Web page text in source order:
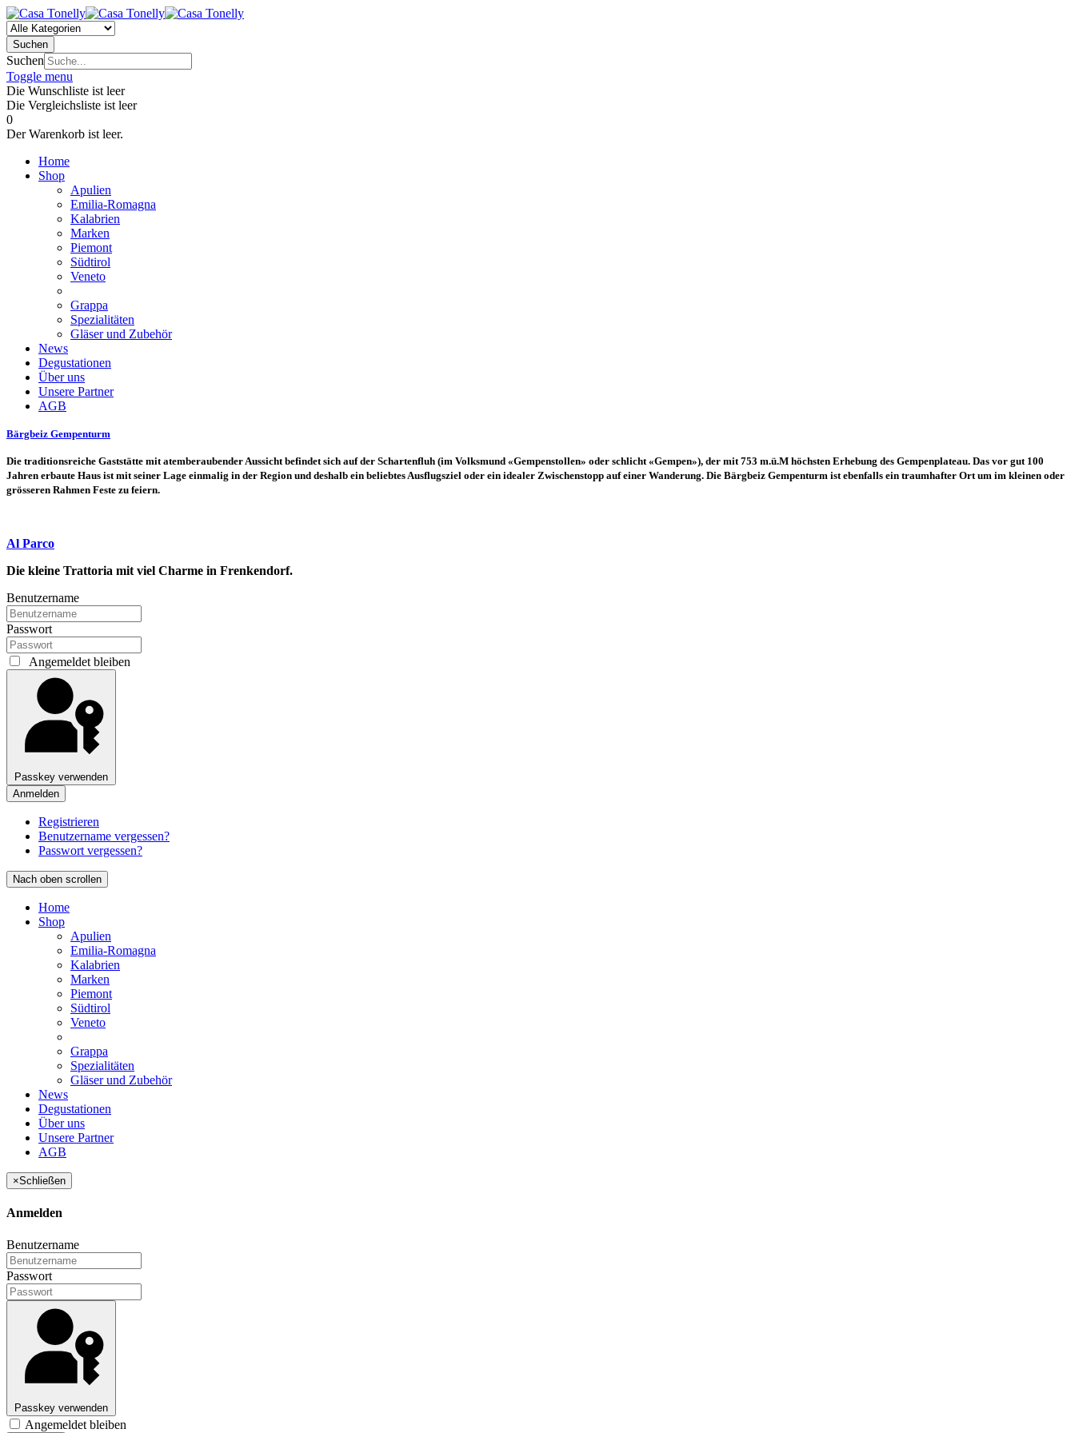
Suchen
Suchen
Toggle menu
Die Wunschliste ist leer
Die Vergleichsliste ist leer
0
Der Warenkorb ist leer.
Home
Shop
Apulien
Emilia-Romagna
Kalabrien
Marken
Piemont
Südtirol
Veneto
Grappa
Spezialitäten
Gläser und Zubehör
News
Degustationen
Über uns
Unsere Partner
AGB
Bärgbeiz Gempenturm
Die traditionsreiche Gaststätte mit atemberaubender Aussicht befindet sich auf der Schartenfluh (im Volksmund «Gempenstollen» oder schlicht «Gempen»), der mit 753 m.ü.M höchsten Erhebung des Gempenplateau. Das vor gut 100
Jahren erbaute Haus ist mit seiner Lage einmalig in der Region und deshalb ein beliebtes Ausflugsziel oder ein idealer Zwischenstopp auf einer Wanderung. Die Bärgbeiz Gempenturm ist ebenfalls ein traumhafter Ort um im kleinen oder
grösseren Rahmen Feste zu feiern.
Al Parco
Die kleine Trattoria mit viel Charme in Frenkendorf.
Benutzername
Passwort
Angemeldet bleiben
Passkey verwenden
Anmelden
Registrieren
Benutzername vergessen?
Passwort vergessen?
Nach oben scrollen
Home
Shop
Apulien
Emilia-Romagna
Kalabrien
Marken
Piemont
Südtirol
Veneto
Grappa
Spezialitäten
Gläser und Zubehör
News
Degustationen
Über uns
Unsere Partner
AGB
×Schließen
Anmelden
Benutzername
Passwort
Passkey verwenden
Angemeldet bleiben